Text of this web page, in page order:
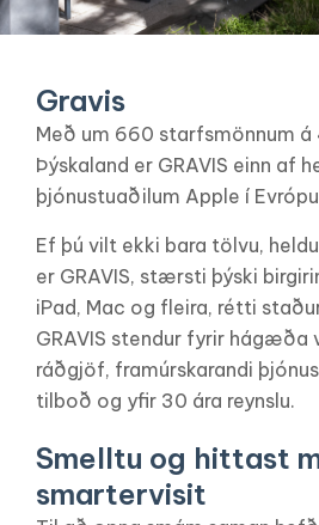
Gravis
Með um 660 starfsmönnum
Þýskaland er GRAVIS einn af
þjónustuaðilum Apple í
Ef þú vilt ekki bara tölvu,
er GRAVIS, stærsti þýski
iPad, Mac og fleira, rétti
GRAVIS stendur fyrir
ráðgjöf, framúrskarandi
tilboð og yfir 30 ára reynslu.
Smelltu og hittast
smartervisit